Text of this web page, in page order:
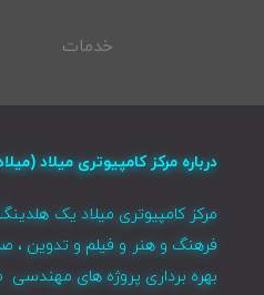
خدمات
درباره مرکز کامپیوتری میلاد
مرکز کامپیوتری میلاد یک
فرهنگ و هنر و فیلم و تدوین ،
بهره برداری پروژه های مهندسی